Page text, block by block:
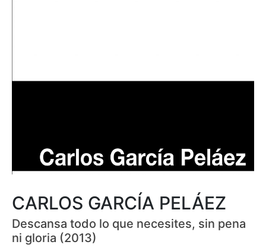
CARLOS GARCÍA PELÁEZ
Descansa todo lo que necesites, sin pena
ni gloria (2013)